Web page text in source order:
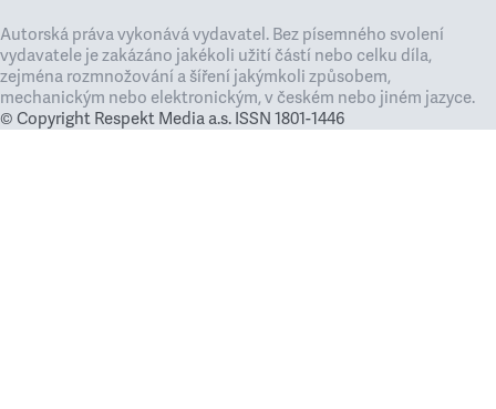
Autorská práva vykonává vydavatel. Bez písemného svolení
vydavatele je zakázáno jakékoli užití částí nebo celku díla,
zejména rozmnožování a šíření jakýmkoli způsobem,
mechanickým nebo elektronickým, v českém nebo jiném jazyce.
© Copyright Respekt Media a.s. ISSN 1801-1446